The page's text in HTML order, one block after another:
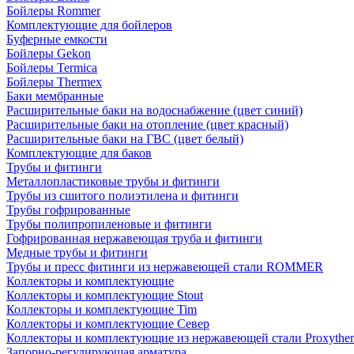
Бойлеры Rommer
Комплектующие для бойлеров
Буферные емкости
Бойлеры Gekon
Бойлеры Termica
Бойлеры Thermex
Баки мембранные
Расширительные баки на водоснабжение (цвет синий)
Расширительные баки на отопление (цвет красный)
Расширительные баки на ГВС (цвет белый)
Комплектующие для баков
Трубы и фитинги
Металлопластиковые трубы и фитинги
Трубы из сшитого полиэтилена и фитинги
Трубы гофрированные
Трубы полипропиленовые и фитинги
Гофрированная нержавеющая труба и фитинги
Медные трубы и фитинги
Трубы и пресс фитинги из нержавеющей стали ROMMER
Коллекторы и комплектующие
Коллекторы и комплектующие Stout
Коллекторы и комплектующие Tim
Коллекторы и комплектующие Север
Коллекторы и комплектующие из нержавеющей стали